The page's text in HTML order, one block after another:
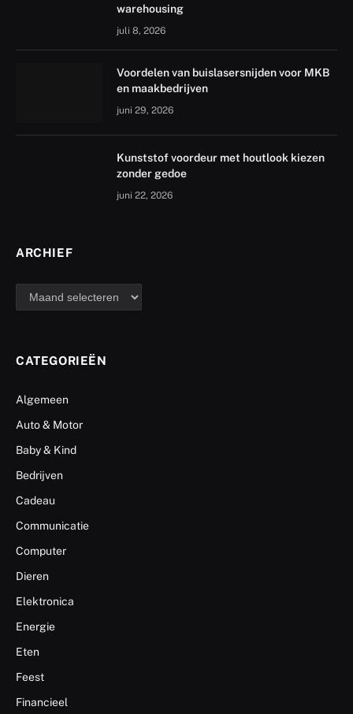
warehousing
juli 8, 2026
Voordelen van buislasersnijden voor MKB
en maakbedrijven
juni 29, 2026
Kunststof voordeur met houtlook kiezen
zonder gedoe
juni 22, 2026
ARCHIEF
archief
CATEGORIEËN
Algemeen
Auto & Motor
Baby & Kind
Bedrijven
Cadeau
Communicatie
Computer
Dieren
Elektronica
Energie
Eten
Feest
Financieel